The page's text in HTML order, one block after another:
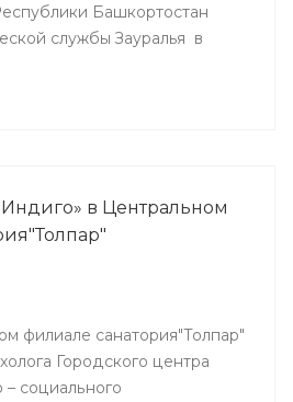
Башкортостан
службы Зауралья в
в Центральном
филиале санатория"Толпар"
Городского центра
– социального